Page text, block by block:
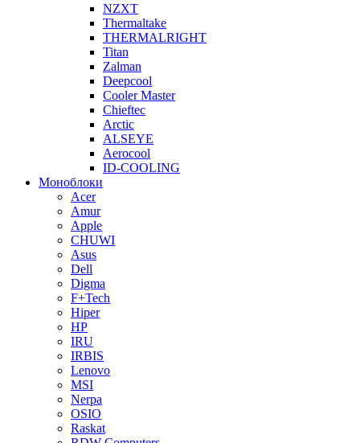
NZXT
Thermaltake
THERMALRIGHT
Titan
Zalman
Deepcool
Cooler Master
Chieftec
Arctic
ALSEYE
Aerocool
ID-COOLING
Моноблоки
Acer
Amur
Apple
CHUWI
Asus
Dell
Digma
F+Tech
Hiper
HP
IRU
IRBIS
Lenovo
MSI
Nerpa
OSIO
Raskat